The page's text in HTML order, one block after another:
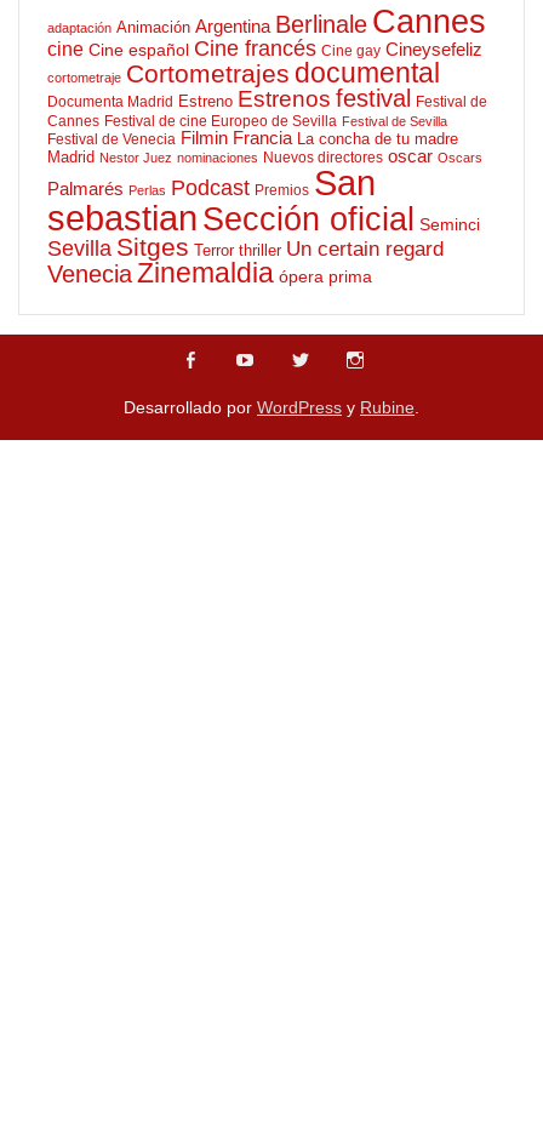
adaptación Animación Argentina Berlinale Cannes
cine Cine español Cine francés Cine gay Cineysefeliz
cortometraje Cortometrajes documental
Documenta Madrid Estreno Estrenos festival Festival de
Cannes Festival de cine Europeo de Sevilla Festival de Sevilla
Festival de Venecia Filmin Francia La concha de tu madre
Madrid Nestor Juez nominaciones Nuevos directores oscar Oscars
Palmarés Perlas Podcast Premios San
sebastianSección oficial Seminci
Sevilla Sitges Terror thriller Un certain regard
VeneciaZinemaldia ópera prima
Desarrollado por WordPress y Rubine.